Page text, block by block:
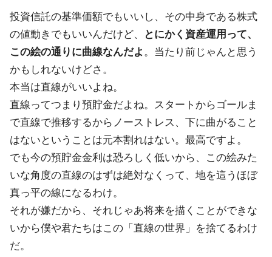
投資信託の基準価額でもいいし、その中身である株式
の値動きでもいいんだけど、
とにかく資産運用って、
この絵の通りに曲線なんだよ。当たり前じゃんと思う
かもしれないけどさ。
本当は直線がいいよね。
直線ってつまり預貯金だよね。スタートからゴールま
で直線で推移するからノーストレス、下に曲がること
はないということは元本割れはない。最高ですよ。
でも今の預貯金金利は恐ろしく低いから、この絵みた
いな角度の直線のはずは絶対なくって、地を這うほぼ
真っ平の線になるわけ。
それが嫌だから、それじゃあ将来を描くことができな
いから僕や君たちはこの「直線の世界」を捨てるわけ
だ。